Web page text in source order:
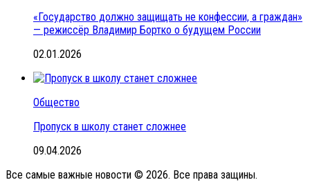
«Государство должно защищать не конфессии, а граждан»
— режиссёр Владимир Бортко о будущем России
02.01.2026
Общество
Пропуск в школу станет сложнее
09.04.2026
Все самые важные новости © 2026. Все права защины.